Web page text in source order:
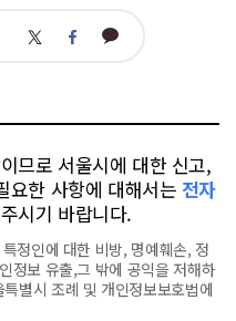
트 페 카
므로 서울시에 대한 신고,
요한 사항에 대해서는 전자
시기 바랍니다.
정인에 대한 비방, 명예훼손, 정
정보 유출,그 밖에 공익을 저해하
별시 조례 및 개인정보보호법에